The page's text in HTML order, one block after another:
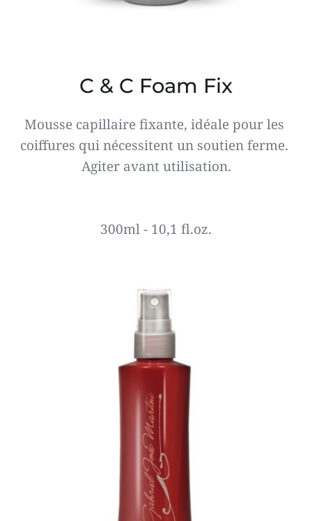
C & C Foam Fix
Mousse capillaire fixante, idéale pour les
coiffures qui nécessitent un soutien ferme.
Agiter avant utilisation.
300ml - 10,1 fl.oz.